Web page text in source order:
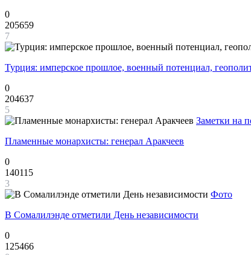
0
205659
7
Турция: имперское прошлое, военный потенциал,
0
204637
5
Заметки на
Пламенные монархисты: генерал Аракчеев
0
140115
3
Фото
В Сомалилэнде отметили День независимости
0
125466